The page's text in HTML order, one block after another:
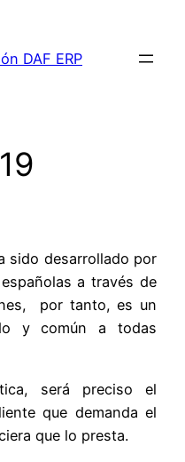
DAF ERP
sido desarrollado por
a través de
por tanto, es un
y común a todas
será preciso el
que demanda el
que lo presta.